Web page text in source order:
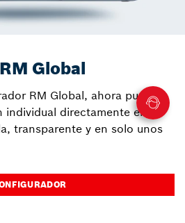
Global
RM Global, ahora puede
directamente en
transparente y en solo unos